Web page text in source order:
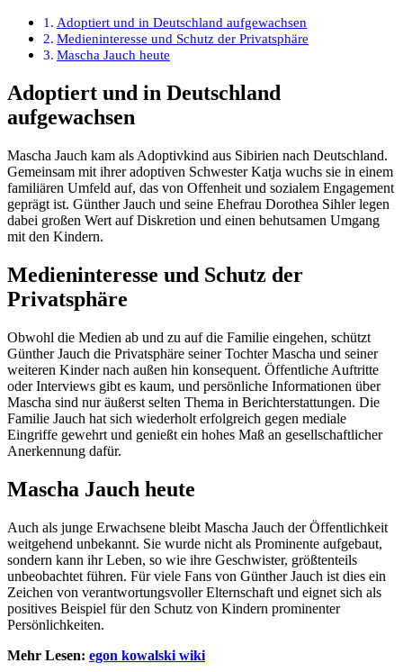
Adoptiert und in Deutschland aufgewachsen
Medieninteresse und Schutz der Privatsphäre
Mascha Jauch heute
Adoptiert und in Deutschland
aufgewachsen
Mascha Jauch kam als Adoptivkind aus Sibirien nach Deutschland.
Gemeinsam mit ihrer adoptiven Schwester Katja wuchs sie in einem
familiären Umfeld auf, das von Offenheit und sozialem Engagement
geprägt ist. Günther Jauch und seine Ehefrau Dorothea Sihler legen
dabei großen Wert auf Diskretion und einen behutsamen Umgang
mit den Kindern.​
Medieninteresse und Schutz der
Privatsphäre
Obwohl die Medien ab und zu auf die Familie eingehen, schützt
Günther Jauch die Privatsphäre seiner Tochter Mascha und seiner
weiteren Kinder nach außen hin konsequent. Öffentliche Auftritte
oder Interviews gibt es kaum, und persönliche Informationen über
Mascha sind nur äußerst selten Thema in Berichterstattungen. Die
Familie Jauch hat sich wiederholt erfolgreich gegen mediale
Eingriffe gewehrt und genießt ein hohes Maß an gesellschaftlicher
Anerkennung dafür.​
Mascha Jauch heute
Auch als junge Erwachsene bleibt Mascha Jauch der Öffentlichkeit
weitgehend unbekannt. Sie wurde nicht als Prominente aufgebaut,
sondern kann ihr Leben, so wie ihre Geschwister, größtenteils
unbeobachtet führen. Für viele Fans von Günther Jauch ist dies ein
Zeichen von verantwortungsvoller Elternschaft und eignet sich als
positives Beispiel für den Schutz von Kindern prominenter
Persönlichkeiten.
Mehr Lesen: egon kowalski wiki